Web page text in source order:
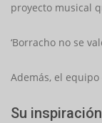
proyecto musical
‘Borracho no se
Además, el
Su inspiración